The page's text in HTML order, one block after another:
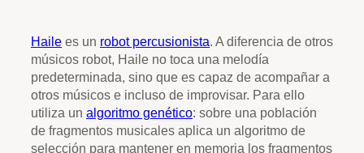
Haile es un robot percusionista. A diferencia de otros
músicos robot, Haile no toca una melodía
predeterminada, sino que es capaz de acompañar a
otros músicos e incluso de improvisar. Para ello
utiliza un algoritmo genético: sobre una población
de fragmentos musicales aplica un algoritmo de
selección para mantener en memoria los fragmentos